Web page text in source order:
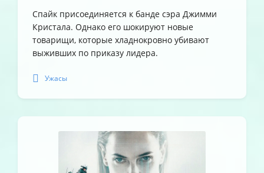
Спайк присоединяется к банде сэра Джимми
Кристала. Однако его шокируют новые
товарищи, которые хладнокровно убивают
выживших по приказу лидера.
Ужасы